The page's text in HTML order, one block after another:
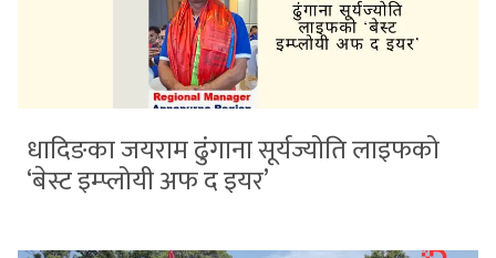
धादिङका जयराम ढुंगाना सूर्यज्योति लाइफको
‘बेस्ट इम्प्लोयी अफ द इयर’